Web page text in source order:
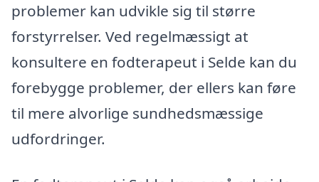
problemer kan udvikle sig til større
forstyrrelser. Ved regelmæssigt at
konsultere en fodterapeut i Selde kan du
forebygge problemer, der ellers kan føre
til mere alvorlige sundhedsmæssige
udfordringer.